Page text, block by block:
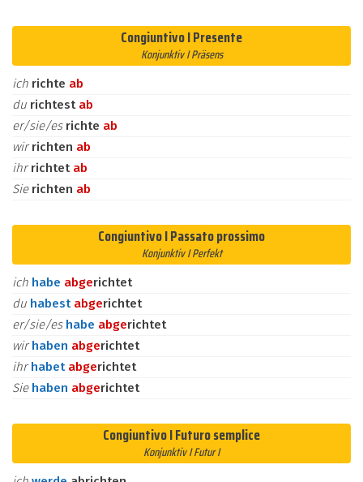
Congiuntivo I Presente
Konjunktiv I Präsens
ich richte ab
du richtest ab
er/sie/es richte ab
wirrichten ab
ihrrichtet ab
Sie richten ab
Congiuntivo I Passato prossimo
Konjunktiv I Perfekt
ich habe abgerichtet
du habest abgerichtet
er/sie/es habe abgerichtet
wirhaben abgerichtet
ihrhabet abgerichtet
Sie haben abgerichtet
Congiuntivo I Futuro semplice
Konjunktiv I Futur I